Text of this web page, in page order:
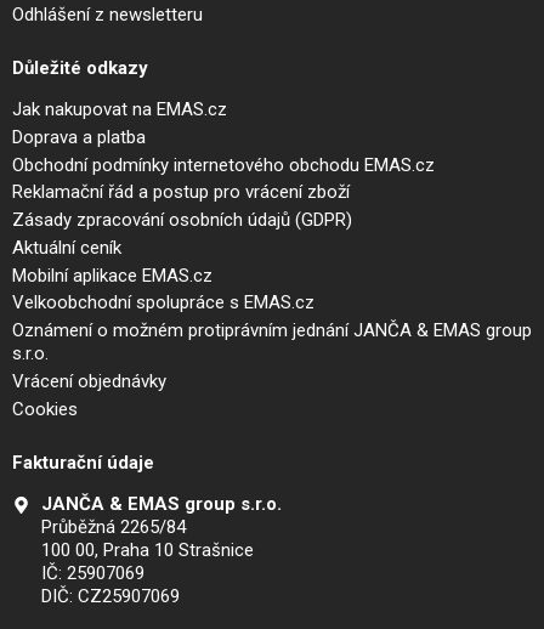
Odhlášení z newsletteru
Důležité odkazy
Jak nakupovat na EMAS.cz
Doprava a platba
Obchodní podmínky internetového obchodu EMAS.cz
Reklamační řád a postup pro vrácení zboží
Zásady zpracování osobních údajů (GDPR)
Aktuální ceník
Mobilní aplikace EMAS.cz
Velkoobchodní spolupráce s EMAS.cz
Oznámení o možném protiprávním jednání JANČA & EMAS group
s.r.o.
Vrácení objednávky
Cookies
Fakturační údaje
JANČA & EMAS group s.r.o.
Průběžná 2265/84
100 00, Praha 10 Strašnice
IČ: 25907069
DIČ: CZ25907069